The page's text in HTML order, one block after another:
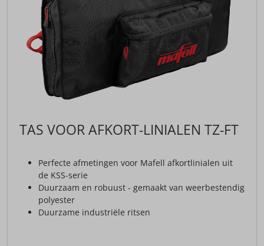
TAS VOOR AFKORT-LINIALEN TZ-FT
Perfecte afmetingen voor Mafell afkortlinialen uit
de KSS-serie
Duurzaam en robuust - gemaakt van weerbestendig
polyester
Duurzame industriële ritsen